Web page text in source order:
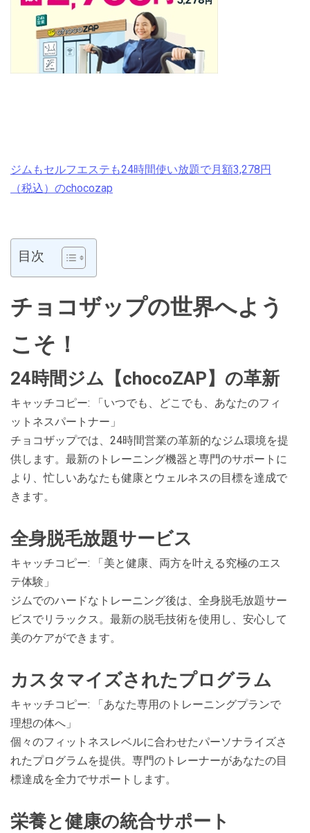
ジムもセルフエステも24時間使い放題で月額3,278円
（税込）のchocozap
目次
チョコザップの世界へよう
こそ！
24時間ジム【chocoZAP】の革新
キャッチコピー: 「いつでも、どこでも、あなたのフィ
ットネスパートナー」
チョコザップでは、24時間営業の革新的なジム環境を提
供します。最新のトレーニング機器と専門のサポートに
より、忙しいあなたも健康とウェルネスの目標を達成で
きます。
全身脱毛放題サービス
キャッチコピー: 「美と健康、両方を叶える究極のエス
テ体験」
ジムでのハードなトレーニング後は、全身脱毛放題サー
ビスでリラックス。最新の脱毛技術を使用し、安心して
美のケアができます。
カスタマイズされたプログラム
キャッチコピー: 「あなた専用のトレーニングプランで
理想の体へ」
個々のフィットネスレベルに合わせたパーソナライズさ
れたプログラムを提供。専門のトレーナーがあなたの目
標達成を全力でサポートします。
栄養と健康の統合サポート